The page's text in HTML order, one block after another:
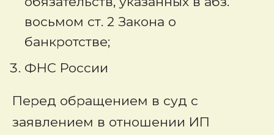
восьмом ст. 2 Закона о
банкротстве;
ФНС России
Перед обращением в суд c
заявлением в отношении ИП